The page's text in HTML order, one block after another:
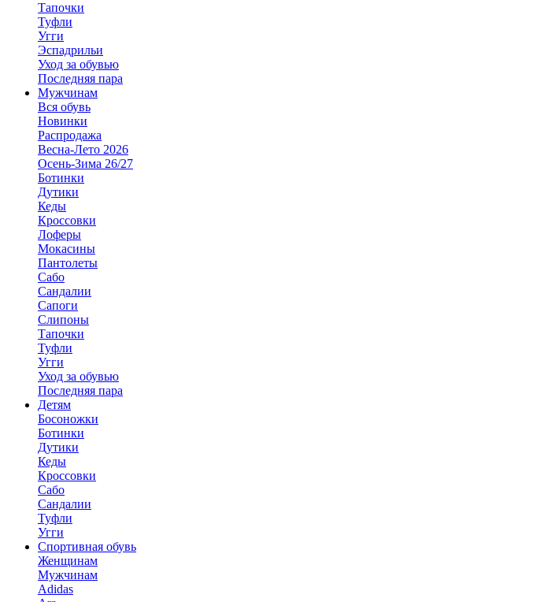
Тапочки
Туфли
Угги
Эспадрильи
Уход за обувью
Последняя пара
Мужчинам
Вся обувь
Новинки
Распродажа
Весна-Лето 2026
Осень-Зима 26/27
Ботинки
Дутики
Кеды
Кроссовки
Лоферы
Мокасины
Пантолеты
Сабо
Сандалии
Сапоги
Слипоны
Тапочки
Туфли
Угги
Уход за обувью
Последняя пара
Детям
Босоножки
Ботинки
Дутики
Кеды
Кроссовки
Сабо
Сандалии
Туфли
Угги
Спортивная обувь
Женщинам
Мужчинам
Adidas